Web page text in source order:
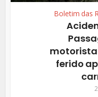
Boletim das
ferido